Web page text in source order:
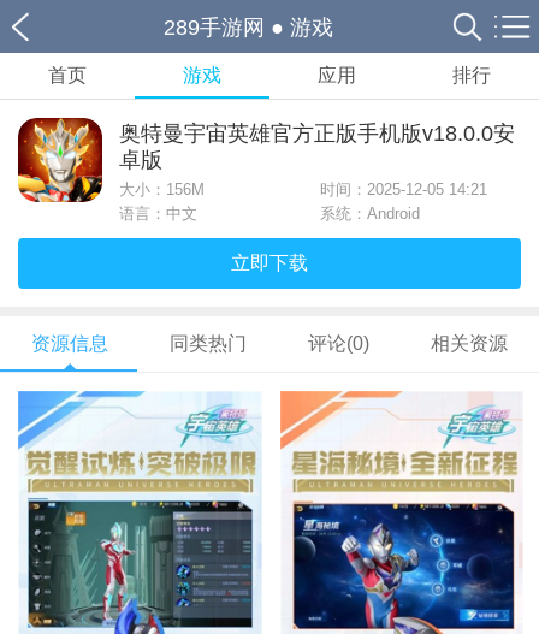
289手游网 ● 游戏
首页 游戏 应用 排行
奥特曼宇宙英雄官方正版手机版v18.0.0安
卓版
大小： 156M
时间：2025-12-05 14:21
语言：中文
系统：Android
立即下载
资源信息 同类热门 评论(0) 相关资源